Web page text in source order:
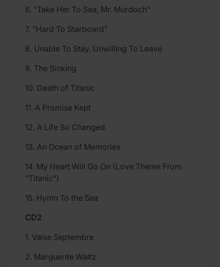
6. "Take Her To Sea, Mr. Murdoch"
7. "Hard To Starboard"
8. Unable To Stay, Unwilling To Leave
9. The Sinking
10. Death of Titanic
11. A Promise Kept
12. A Life So Changed
13. An Ocean of Memories
14. My Heart Will Go On (Love Theme From
"Titanic")
15. Hymn To the Sea
CD2
1. Valse Septembre
2. Marguerite Waltz